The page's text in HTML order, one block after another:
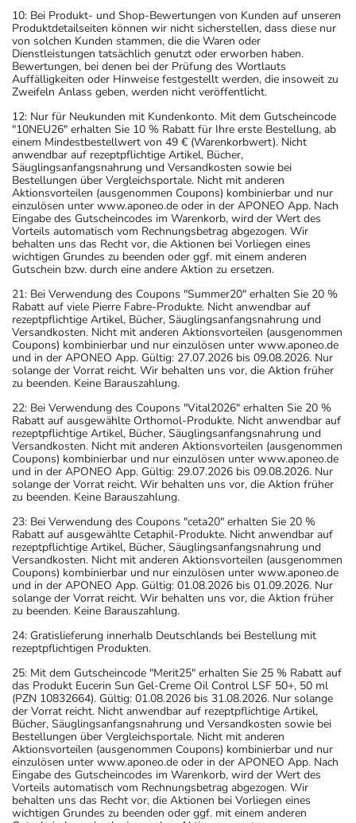
10: Bei Produkt- und Shop-Bewertungen von Kunden auf unseren
Produktdetailseiten können wir nicht sicherstellen, dass diese nur
von solchen Kunden stammen, die die Waren oder
Dienstleistungen tatsächlich genutzt oder erworben haben.
Bewertungen, bei denen bei der Prüfung des Wortlauts
Auffälligkeiten oder Hinweise festgestellt werden, die insoweit zu
Zweifeln Anlass geben, werden nicht veröffentlicht.
12: Nur für Neukunden mit Kundenkonto. Mit dem Gutscheincode
"10NEU26" erhalten Sie 10 % Rabatt für Ihre erste Bestellung, ab
einem Mindestbestellwert von 49 € (Warenkorbwert). Nicht
anwendbar auf rezeptpflichtige Artikel, Bücher,
Säuglingsanfangsnahrung und Versandkosten sowie bei
Bestellungen über Vergleichsportale. Nicht mit anderen
Aktionsvorteilen (ausgenommen Coupons) kombinierbar und nur
einzulösen unter www.aponeo.de oder in der APONEO App. Nach
Eingabe des Gutscheincodes im Warenkorb, wird der Wert des
Vorteils automatisch vom Rechnungsbetrag abgezogen. Wir
behalten uns das Recht vor, die Aktionen bei Vorliegen eines
wichtigen Grundes zu beenden oder ggf. mit einem anderen
Gutschein bzw. durch eine andere Aktion zu ersetzen.
21: Bei Verwendung des Coupons "Summer20" erhalten Sie 20 %
Rabatt auf viele Pierre Fabre-Produkte. Nicht anwendbar auf
rezeptpflichtige Artikel, Bücher, Säuglingsanfangsnahrung und
Versandkosten. Nicht mit anderen Aktionsvorteilen (ausgenommen
Coupons) kombinierbar und nur einzulösen unter www.aponeo.de
und in der APONEO App. Gültig: 27.07.2026 bis 09.08.2026. Nur
solange der Vorrat reicht. Wir behalten uns vor, die Aktion früher
zu beenden. Keine Barauszahlung.
22: Bei Verwendung des Coupons "Vital2026" erhalten Sie 20 %
Rabatt auf ausgewählte Orthomol-Produkte. Nicht anwendbar auf
rezeptpflichtige Artikel, Bücher, Säuglingsanfangsnahrung und
Versandkosten. Nicht mit anderen Aktionsvorteilen (ausgenommen
Coupons) kombinierbar und nur einzulösen unter www.aponeo.de
und in der APONEO App. Gültig: 29.07.2026 bis 09.08.2026. Nur
solange der Vorrat reicht. Wir behalten uns vor, die Aktion früher
zu beenden. Keine Barauszahlung.
23: Bei Verwendung des Coupons "ceta20" erhalten Sie 20 %
Rabatt auf ausgewählte Cetaphil-Produkte. Nicht anwendbar auf
rezeptpflichtige Artikel, Bücher, Säuglingsanfangsnahrung und
Versandkosten. Nicht mit anderen Aktionsvorteilen (ausgenommen
Coupons) kombinierbar und nur einzulösen unter www.aponeo.de
und in der APONEO App. Gültig: 01.08.2026 bis 01.09.2026. Nur
solange der Vorrat reicht. Wir behalten uns vor, die Aktion früher
zu beenden. Keine Barauszahlung.
24: Gratislieferung innerhalb Deutschlands bei Bestellung mit
rezeptpflichtigen Produkten.
25: Mit dem Gutscheincode "Merit25" erhalten Sie 25 % Rabatt auf
das Produkt Eucerin Sun Gel-Creme Oil Control LSF 50+, 50 ml
(PZN 10832664). Gültig: 01.08.2026 bis 31.08.2026. Nur solange
der Vorrat reicht. Nicht anwendbar auf rezeptpflichtige Artikel,
Bücher, Säuglingsanfangsnahrung und Versandkosten sowie bei
Bestellungen über Vergleichsportale. Nicht mit anderen
Aktionsvorteilen (ausgenommen Coupons) kombinierbar und nur
einzulösen unter www.aponeo.de oder in der APONEO App. Nach
Eingabe des Gutscheincodes im Warenkorb, wird der Wert des
Vorteils automatisch vom Rechnungsbetrag abgezogen. Wir
behalten uns das Recht vor, die Aktionen bei Vorliegen eines
wichtigen Grundes zu beenden oder ggf. mit einem anderen